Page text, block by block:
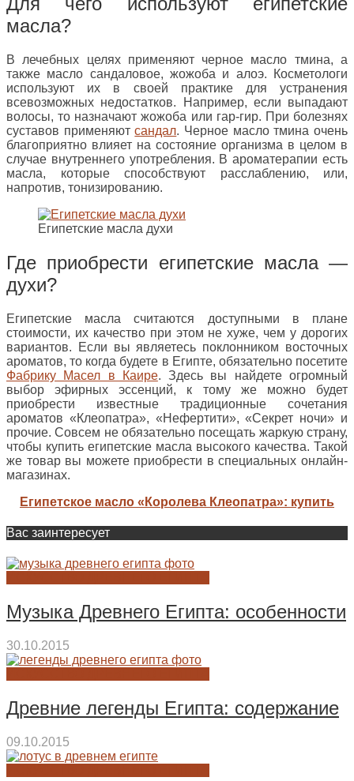
масла?
В лечебных целях применяют черное масло тмина, а
также масло сандаловое, жожоба и алоэ. Косметологи
используют их в своей практике для устранения
всевозможных недостатков. Например, если выпадают
волосы, то назначают жожоба или гар-гир. При болезнях
суставов применяютсандал. Черное масло тмина очень
благоприятно влияет на состояние организма в целом в
случае внутреннего употребления. В ароматерапии есть
масла, которые способствуют расслаблению, или,
напротив, тонизированию.
Египетские масла духи
Где приобрести египетские масла —
духи?
Египетские масла считаются доступными в плане
стоимости, их качество при этом не хуже, чем у дорогих
вариантов. Если вы являетесь поклонником восточных
ароматов, то когда будете в Египте, обязательно посетите
Фабрику Масел в Каире. Здесь вы найдете огромный
выбор эфирных эссенций, к тому же можно будет
приобрести известные традиционные сочетания
ароматов «Клеопатра», «Нефертити», «Секрет ночи» и
прочие. Совсем не обязательно посещать жаркую страну,
чтобы купить египетские масла высокого качества. Такой
же товар вы можете приобрести в специальных онлайн-
магазинах.
Египетское масло «Королева Клеопатра»: купить
Вас заинтересует
Музыка Древнего Египта: особенности
30.10.2015
Древние легенды Египта: содержание
09.10.2015